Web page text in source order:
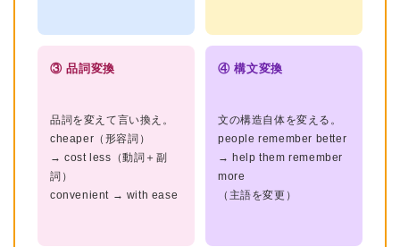
③ 品詞変換
品詞を変えて言い換え。
cheaper（形容詞）
→ cost less（動詞＋副
詞）
convenient → with ease
④ 構文変換
文の構造自体を変える。
people remember better
→ help them remember
more
（主語を変更）